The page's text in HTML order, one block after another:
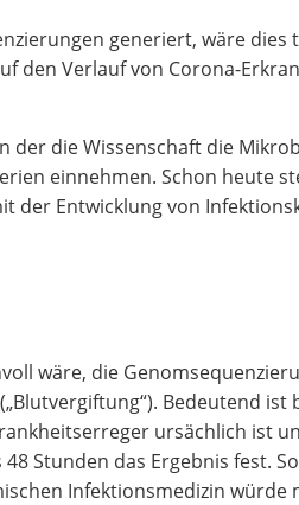
generiert, wäre dies
den Verlauf von Corona-
die Wissenschaft die
einnehmen. Schon heute
der Entwicklung von
wäre, die
Bedeutend
ursächlich ist
Stunden das Ergebnis fest.
Infektionsmedizin würde